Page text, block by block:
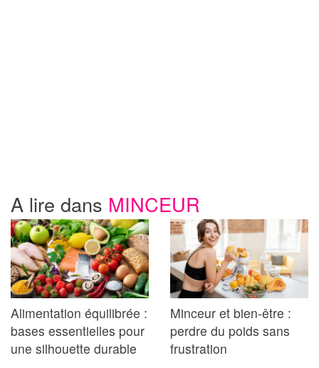
A lire dans MINCEUR
Alimentation équilibrée :
bases essentielles pour
une silhouette durable
Minceur et bien-être :
perdre du poids sans
frustration